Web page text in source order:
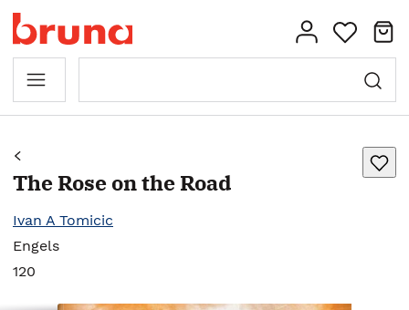
The Rose on the Road
Ivan A Tomicic
Engels
120